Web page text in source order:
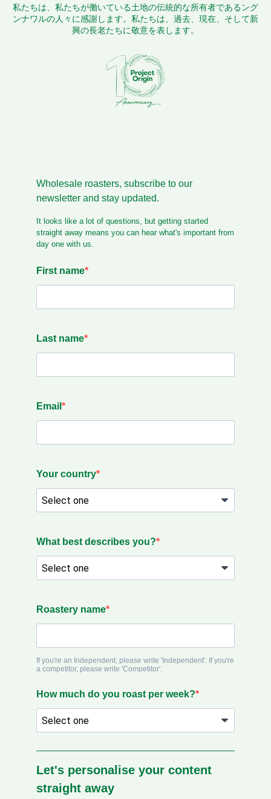
私たちは、私たちが働いている土地の伝統的な所有者であるング
ンナワルの人々に感謝します。私たちは、過去、現在、そして新
興の長老たちに敬意を表します。